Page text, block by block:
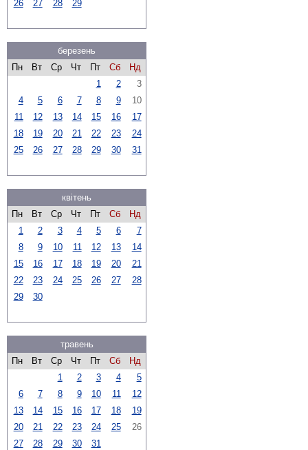
26 27 28 29
березень
Пн
Вт Ср Чт Пт Сб
Нд
1
2
3
4
5 6 7 8 9
10
11
12 13 14 15 16
17
18
19 20 21 22 23
24
25
26 27 28 29 30 31
квітень
Пн
Вт Ср Чт Пт Сб
Нд
1
2 3 4 5 6
7
8
9 10 11 12 13
14
15
16 17 18 19 20
21
22
23 24 25 26 27
28
29
30
травень
Пн
Вт Ср Чт Пт Сб
Нд
1
2 3 4
5
6
7 8 9 10 11
12
13
14 15 16 17 18
19
20
21 22 23 24 25
26
27
28 29 30 31